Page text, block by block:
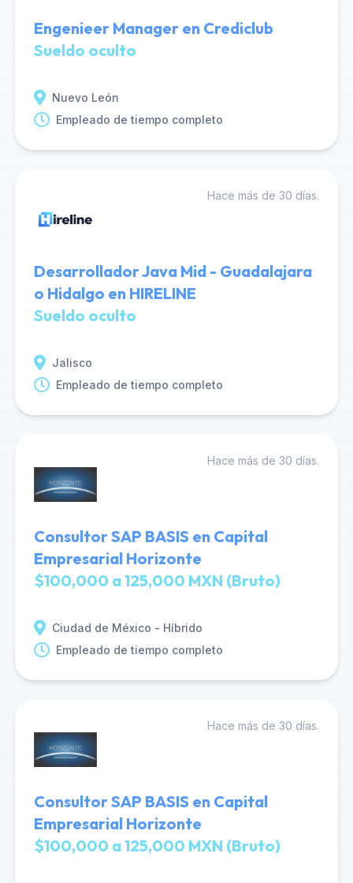
Engenieer Manager en Crediclub
Sueldo oculto
Nuevo León
Empleado de tiempo completo
Hace más de 30 días.
Desarrollador Java Mid - Guadalajara
o Hidalgo en HIRELINE
Sueldo oculto
Jalisco
Empleado de tiempo completo
Hace más de 30 días.
Consultor SAP BASIS en Capital
Empresarial Horizonte
$100,000 a 125,000 MXN (Bruto)
Ciudad de México - Híbrido
Empleado de tiempo completo
Hace más de 30 días.
Consultor SAP BASIS en Capital
Empresarial Horizonte
$100,000 a 125,000 MXN (Bruto)